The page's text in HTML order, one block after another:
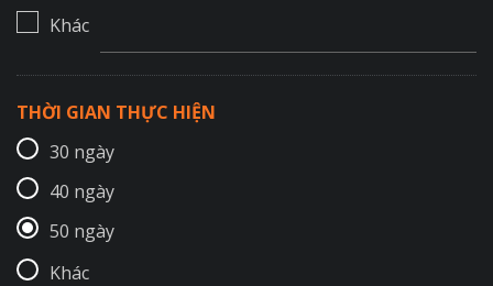
Khác
THỜI GIAN THỰC HIỆN
30 ngày
40 ngày
50 ngày
Khác